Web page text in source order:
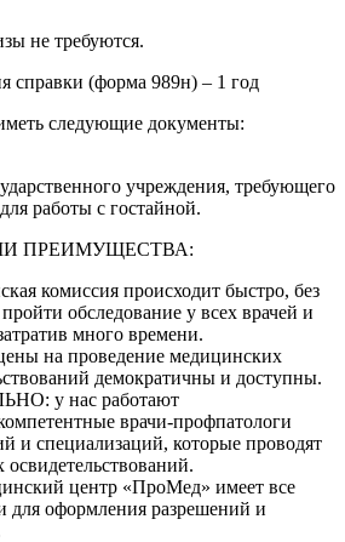
не требуются.
справки (форма 989н) – 1 год
следующие документы:
учреждения, требующего
работы с гостайной.
ПРЕИМУЩЕСТВА:
комиссия происходит быстро, без
обследование у всех врачей и
много времени.
на проведение медицинских
демократичны и доступны.
у нас работают
врачи-профпатологи
и специализаций, которые проводят
центр «ПроМед» имеет все
для оформления разрешений и